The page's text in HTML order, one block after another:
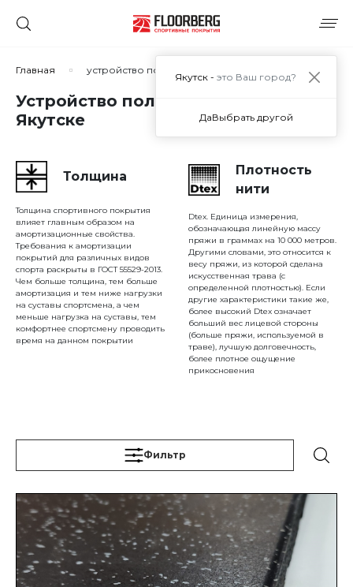
Главная устройство полов спортзала
Устройство полов спортзала в
Якутске
Толщина
Толщина спортивного покрытия
влияет главным образом на
амортизационные свойства.
Требования к амортизации
покрытий для различных видов
спорта раскрыты в ГОСТ 55529-2013.
Чем больше толщина, тем больше
амортизация и тем ниже нагрузки
на суставы спортсмена, а чем
меньше нагрузка на суставы, тем
комфортнее спортсмену проводить
время на данном покрытии
Плотность
нити
Dtex. Единица измерения,
обозначающая линейную массу
пряжи в граммах на 10 000 метров.
Другими словами, это относится к
весу пряжи, из которой сделана
искусственная трава (с
определенной плотностью). Если
другие характеристики такие же,
более высокий Dtex означает
больший вес лицевой стороны
(больше пряжи, используемой в
траве), лучшую долговечность,
более плотное ощущение
прикосновения
Фильтр
Якутск - это Ваш город?
ДаВыбрать другой